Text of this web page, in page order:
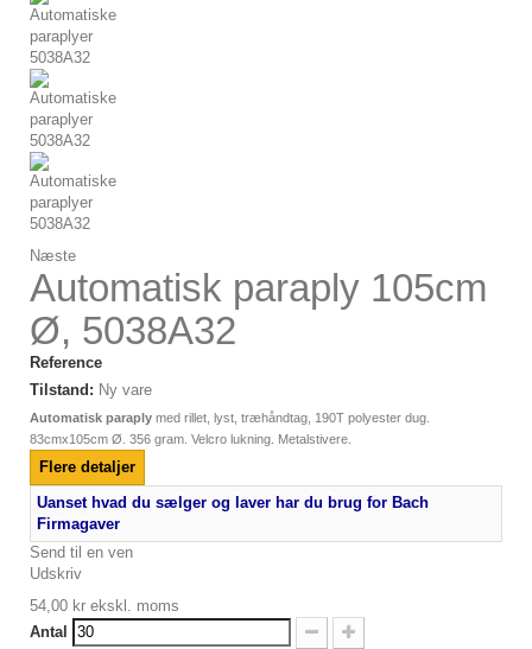
Næste
Automatisk paraply 105cm
Ø, 5038A32
Reference
Tilstand: Ny vare
Automatisk paraply med rillet, lyst, træhåndtag, 190T polyester dug.
83cmx105cm Ø. 356 gram. Velcro lukning. Metalstivere.
Flere detaljer
Uanset hvad du sælger og laver har du brug for Bach
Firmagaver
Send til en ven
Udskriv
54,00 kr ekskl. moms
Antal